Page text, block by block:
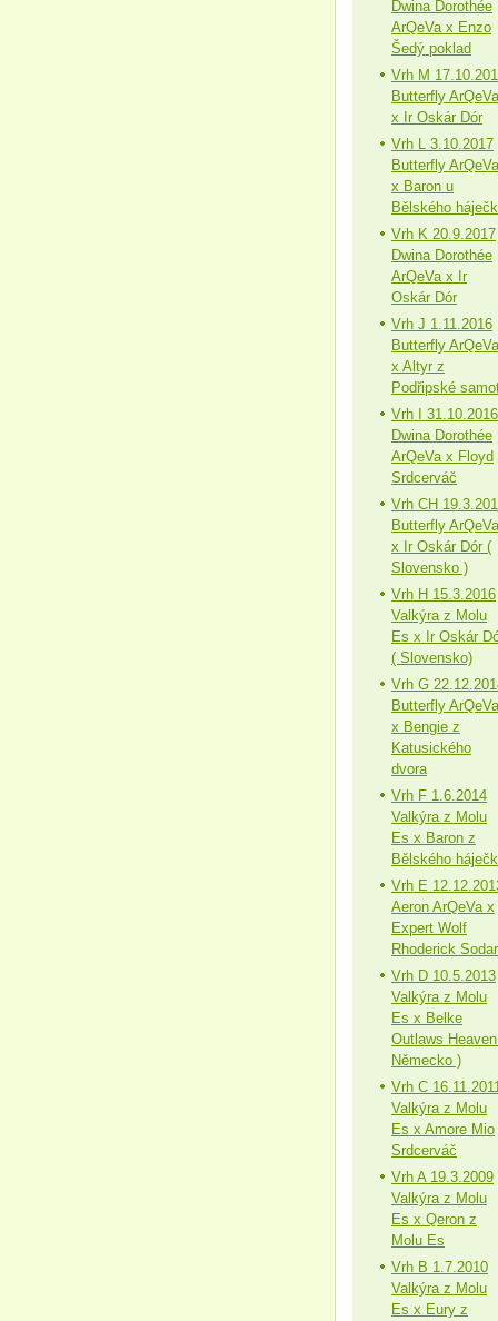
Dwina Dorothée
ArQeVa x Enzo
Šedý poklad
Vrh M
Butterfly ArQeVa
x Ir Oskár Dór
Vrh L 3.10.2017
Butterfly ArQeVa
x Baron u
Bělského
Vrh K 20.9.2017
Dwina Dorothée
ArQeVa x Ir
Oskár Dór
Vrh J 1.11.2016
Butterfly ArQeVa
x Altyr z
Podřipské
Vrh I 31.10.2016
Dwina Dorothée
ArQeVa x Floyd
Srdcerváč
Vrh CH
Butterfly ArQeVa
x Ir Oskár Dór (
Slovensko )
Vrh H 15.3.2016
Valkýra z Molu
Es x Ir Oskár
( Slovensko)
Vrh G
Butterfly ArQeVa
x Bengie z
Katusického
dvora
Vrh F 1.6.2014
Valkýra z Molu
Es x Baron z
Bělského
Vrh E
Aeron ArQeVa x
Expert Wolf
Rhoderick Sodar
Vrh D 10.5.2013
Valkýra z Molu
Es x Belke
Outlaws
Německo )
Vrh C
Valkýra z Molu
Es x Amore Mio
Srdcerváč
Vrh A 19.3.2009
Valkýra z Molu
Es x Qeron z
Molu Es
Vrh B 1.7.2010
Valkýra z Molu
Es x Eury z